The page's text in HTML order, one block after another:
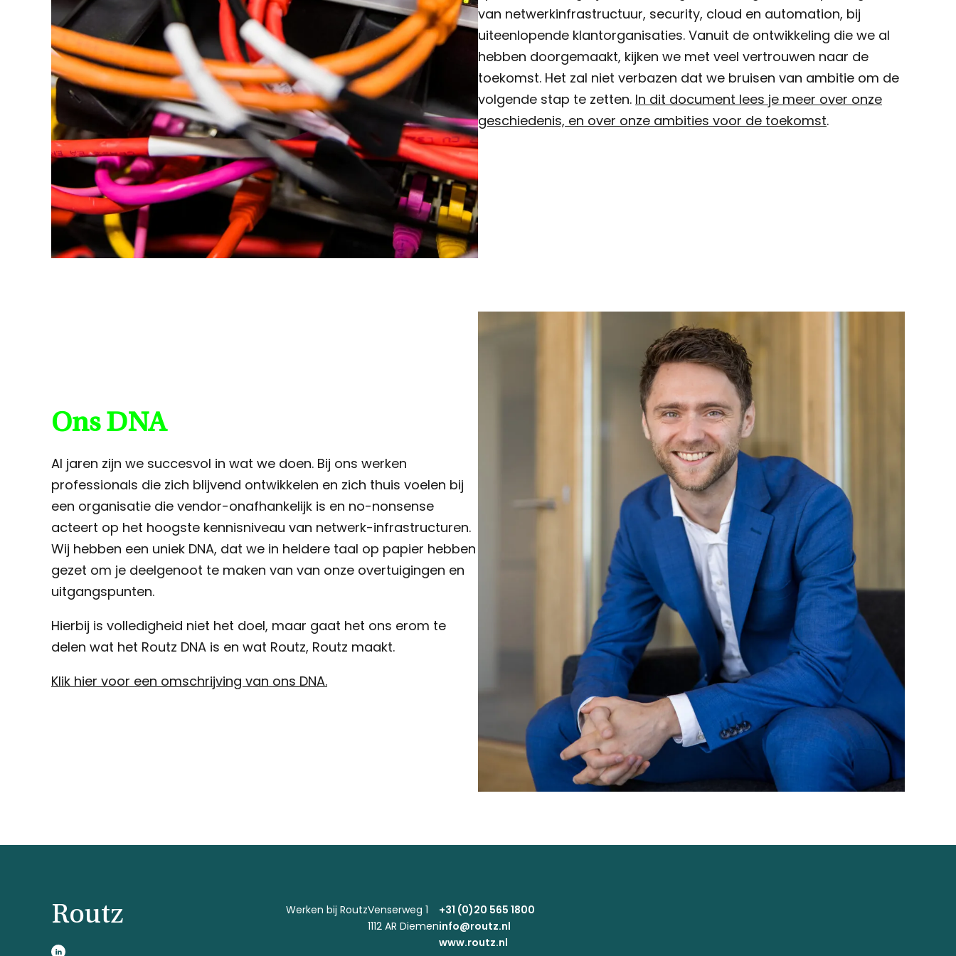
van netwerkinfrastructuur, security, cloud en automation, bij
uiteenlopende klantorganisaties. Vanuit de ontwikkeling die we al
hebben doorgemaakt, kijken we met veel vertrouwen naar de
toekomst. Het zal niet verbazen dat we bruisen van ambitie om de
volgende stap te zetten. In dit document lees je meer over onze
geschiedenis, en over onze ambities voor de toekomst.
Ons DNA
Al jaren zijn we succesvol in wat we doen. Bij ons werken
professionals die zich blijvend ontwikkelen en zich thuis voelen bij
een organisatie die vendor-onafhankelijk is en no-nonsense
acteert op het hoogste kennisniveau van netwerk-infrastructuren.
Wij hebben een uniek DNA, dat we in heldere taal op papier hebben
gezet om je deelgenoot te maken van van onze overtuigingen en
uitgangspunten.
Hierbij is volledigheid niet het doel, maar gaat het ons erom te
delen wat het Routz DNA is en wat Routz, Routz maakt.
Klik hier voor een omschrijving van ons DNA.
Routz Werken bij RoutzVenserweg 1
1112 AR Diemen
+31 (0)20 565 1800
info@routz.nl
www.routz.nl